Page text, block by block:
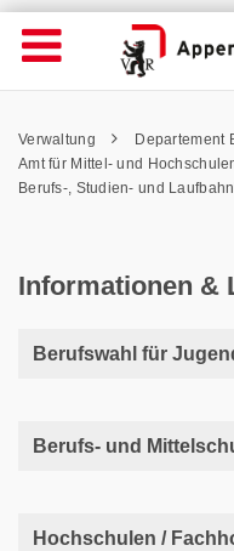
Informationen &
Wichtige
Seiten
Home
Inhalt
Kontakt
Sitemap
Inhalt
Pfadnavigation
Verwaltung
Departement
Amt für Mittel- und
Berufs-, Studien- und
Informationen &
Berufswahl für
Berufs- und
Hochschulen /